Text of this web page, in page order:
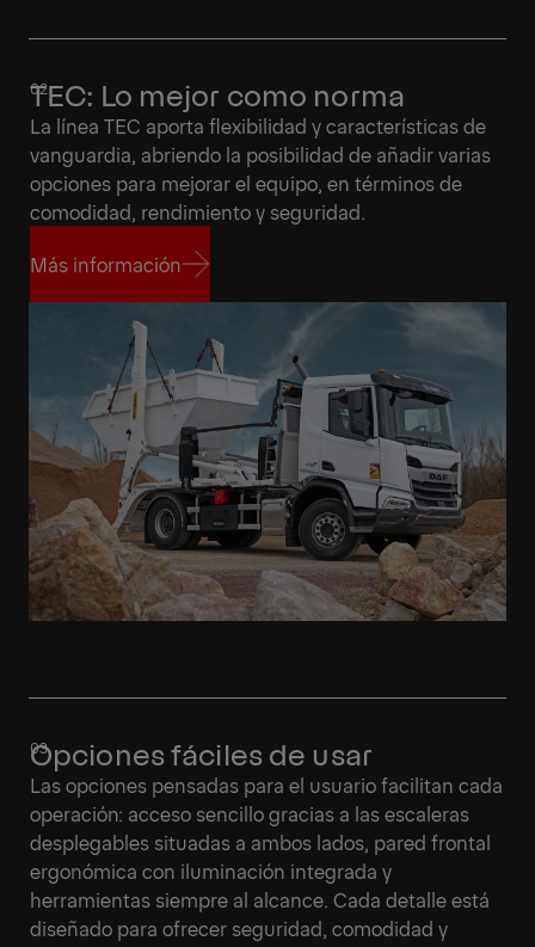
TEC: Lo mejor como norma
La línea TEC aporta flexibilidad y características de
vanguardia, abriendo la posibilidad de añadir varias
opciones para mejorar el equipo, en términos de
comodidad, rendimiento y seguridad.
Más información
Más información
Opciones fáciles de usar
Las opciones pensadas para el usuario facilitan cada
operación: acceso sencillo gracias a las escaleras
desplegables situadas a ambos lados, pared frontal
ergonómica con iluminación integrada y
herramientas siempre al alcance. Cada detalle está
diseñado para ofrecer seguridad, comodidad y